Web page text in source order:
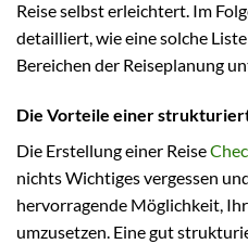
Reise selbst erleichtert. Im
detailliert, wie eine solche
Bereichen der Reiseplanung
Die Vorteile einer
Die Erstellung einer Reise
nichts Wichtiges vergessen
hervorragende Möglichkeit,
umzusetzen. Eine gut